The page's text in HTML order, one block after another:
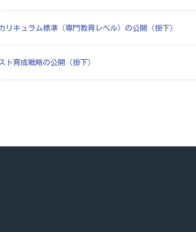
キュラム標準（専門教育レベル）の公開（掛下）
育成戦略の公開（掛下）